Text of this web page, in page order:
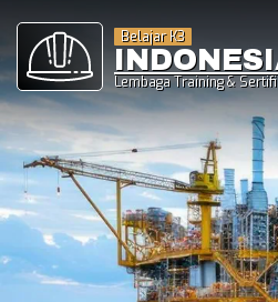
Belajar K3
Lembaga Training &
Beranda
Training
Umum
Training
Listrik